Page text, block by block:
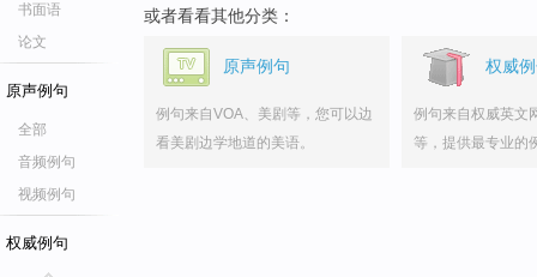
书面语
论文
原声例句
全部
音频例句
视频例句
权威例句
或者看看其他分类：
原声例句
例句来自VOA、美剧等，您可以边
看美剧边学地道的美语。
权威
例句来自权威英文
等，提供最专业的